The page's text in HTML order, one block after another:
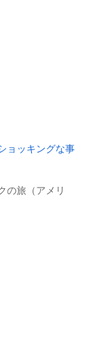
ョッキングな事
の旅（アメリ